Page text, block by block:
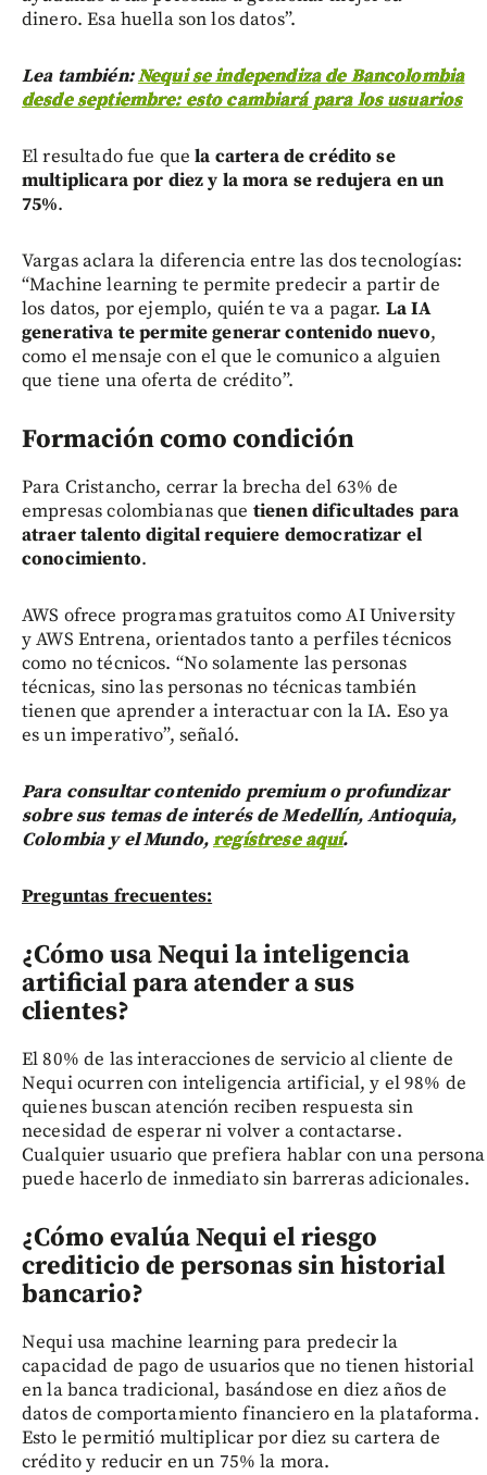
dinero. Esa huella son los datos”.
Lea también:Nequi se independiza de Bancolombia
desde septiembre: esto cambiará para los usuarios
El resultado fue quela cartera de crédito se
multiplicara por diez y la mora se redujera en un
75%.
Vargas aclara la diferencia entre las dos tecnologías:
“Machine learning te permite predecir a partir de
los datos, por ejemplo, quién te va a pagar. La IA
generativa te permite generar contenido nuevo,
como el mensaje con el que le comunico a alguien
que tiene una oferta de crédito”.
Formación como condición
Para Cristancho, cerrar la brecha del 63% de
empresas colombianas que tienen dificultades para
atraer talento digital requiere democratizar el
conocimiento.
AWS ofrece programas gratuitos como AI University
y AWS Entrena, orientados tanto a perfiles técnicos
como no técnicos. “No solamente las personas
técnicas, sino las personas no técnicas también
tienen que aprender a interactuar con la IA. Eso ya
es un imperativo”, señaló.
Para consultar contenido premium o profundizar
sobre sus temas de interés de Medellín, Antioquia,
Colombia y el Mundo,regístrese aquí.
Preguntas frecuentes:
¿Cómo usa Nequi la inteligencia
artificial para atender a sus
clientes?
El 80% de las interacciones de servicio al cliente de
Nequi ocurren con inteligencia artificial, y el 98% de
quienes buscan atención reciben respuesta sin
necesidad de esperar ni volver a contactarse.
Cualquier usuario que prefiera hablar con una persona
puede hacerlo de inmediato sin barreras adicionales.
¿Cómo evalúa Nequi el riesgo
crediticio de personas sin historial
bancario?
Nequi usa machine learning para predecir la
capacidad de pago de usuarios que no tienen historial
en la banca tradicional, basándose en diez años de
datos de comportamiento financiero en la plataforma.
Esto le permitió multiplicar por diez su cartera de
crédito y reducir en un 75% la mora.